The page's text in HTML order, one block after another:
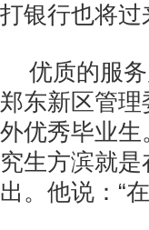
打银行也将过
优质的服
郑东新区管
外优秀毕业
究生方滨就
出。他说：“